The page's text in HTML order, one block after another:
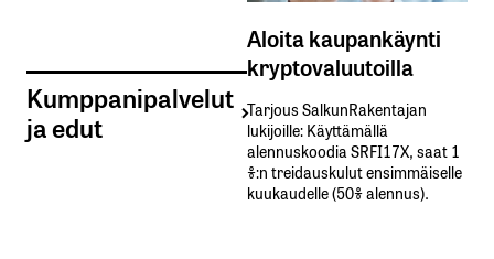
Kumppanipalvelut
ja edut
Aloita kaupankäynti
kryptovaluutoilla
Tarjous SalkunRakentajan
lukijoille: Käyttämällä​ ​
alennuskoodia​ ​SRFI17X,​ ​saat​ ​1
%:n treidauskulut​ ​ensimmäiselle​ ​
kuukaudelle​ ​(50%​ ​alennus).